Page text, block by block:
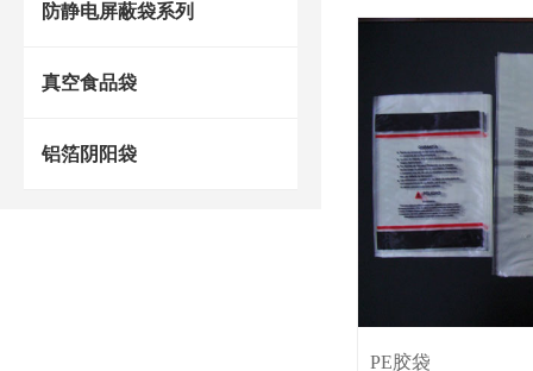
防静电屏蔽袋系列
真空食品袋
铝箔阴阳袋
PE胶袋